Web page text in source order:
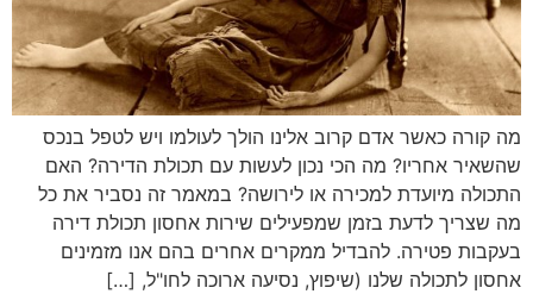
מה קורה כאשר אדם קרוב אלינו הולך לעולמו ויש לטפל בנכס
שהשאיר אחריו? מה הכי נכון לעשות עם תכולת הדירה? האם
התכולה מיועדת למכירה או לירושה? במאמר זה נסביר את כל
מה שצריך לדעת בזמן שמפעילים שירות אחסון תכולת דירה
בעקבות פטירה. להבדיל ממקרים אחרים בהם אנו מזמינים
אחסון לתכולה שלנו (שיפוץ, נסיעה ארוכה לחו"ל, […]